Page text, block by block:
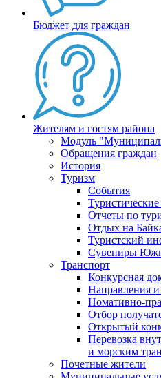
Бюджет для граждан
Жителям и гостям района
Модуль
Обращения граждан
История
Туризм
События
Отчеты по
Отдых на
Туристский
Сувениры
Транспорт
Конкурсная
Направления
Номативно-
Отбор
Открытый
Перевозка
и морским
Почетные жители